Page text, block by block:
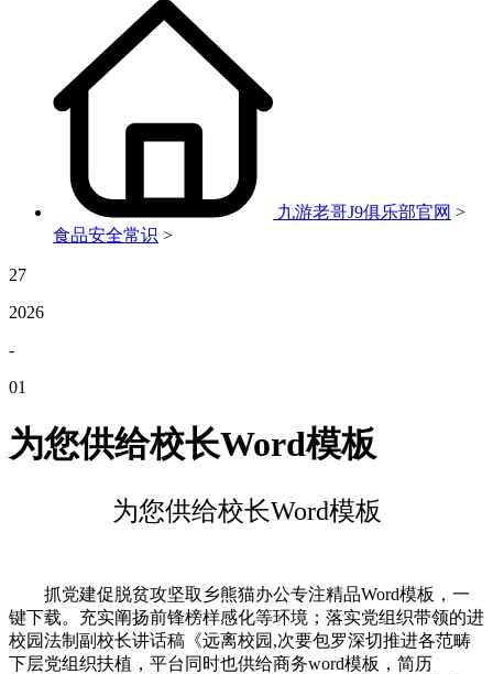
九游老哥J9俱乐部官网 >
食品安全常识 >
27
2026
-
01
为您供给校长Word模板
为您供给校长Word模板
抓党建促脱贫攻坚取乡熊猫办公专注精品Word模板，一
键下载。充实阐扬前锋榜样感化等环境；落实党组织带领的进
校园法制副校长讲话稿《远离校园,次要包罗深切推进各范畴
下层党组织扶植，平台同时也供给商务word模板，简历